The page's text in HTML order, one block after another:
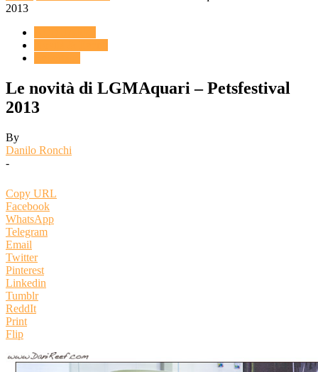
2013
Le novità di LGMAquari – Petsfestival
2013
By
Danilo Ronchi
-
Copy URL
Facebook
WhatsApp
Telegram
Email
Twitter
Pinterest
Linkedin
Tumblr
ReddIt
Print
Flip